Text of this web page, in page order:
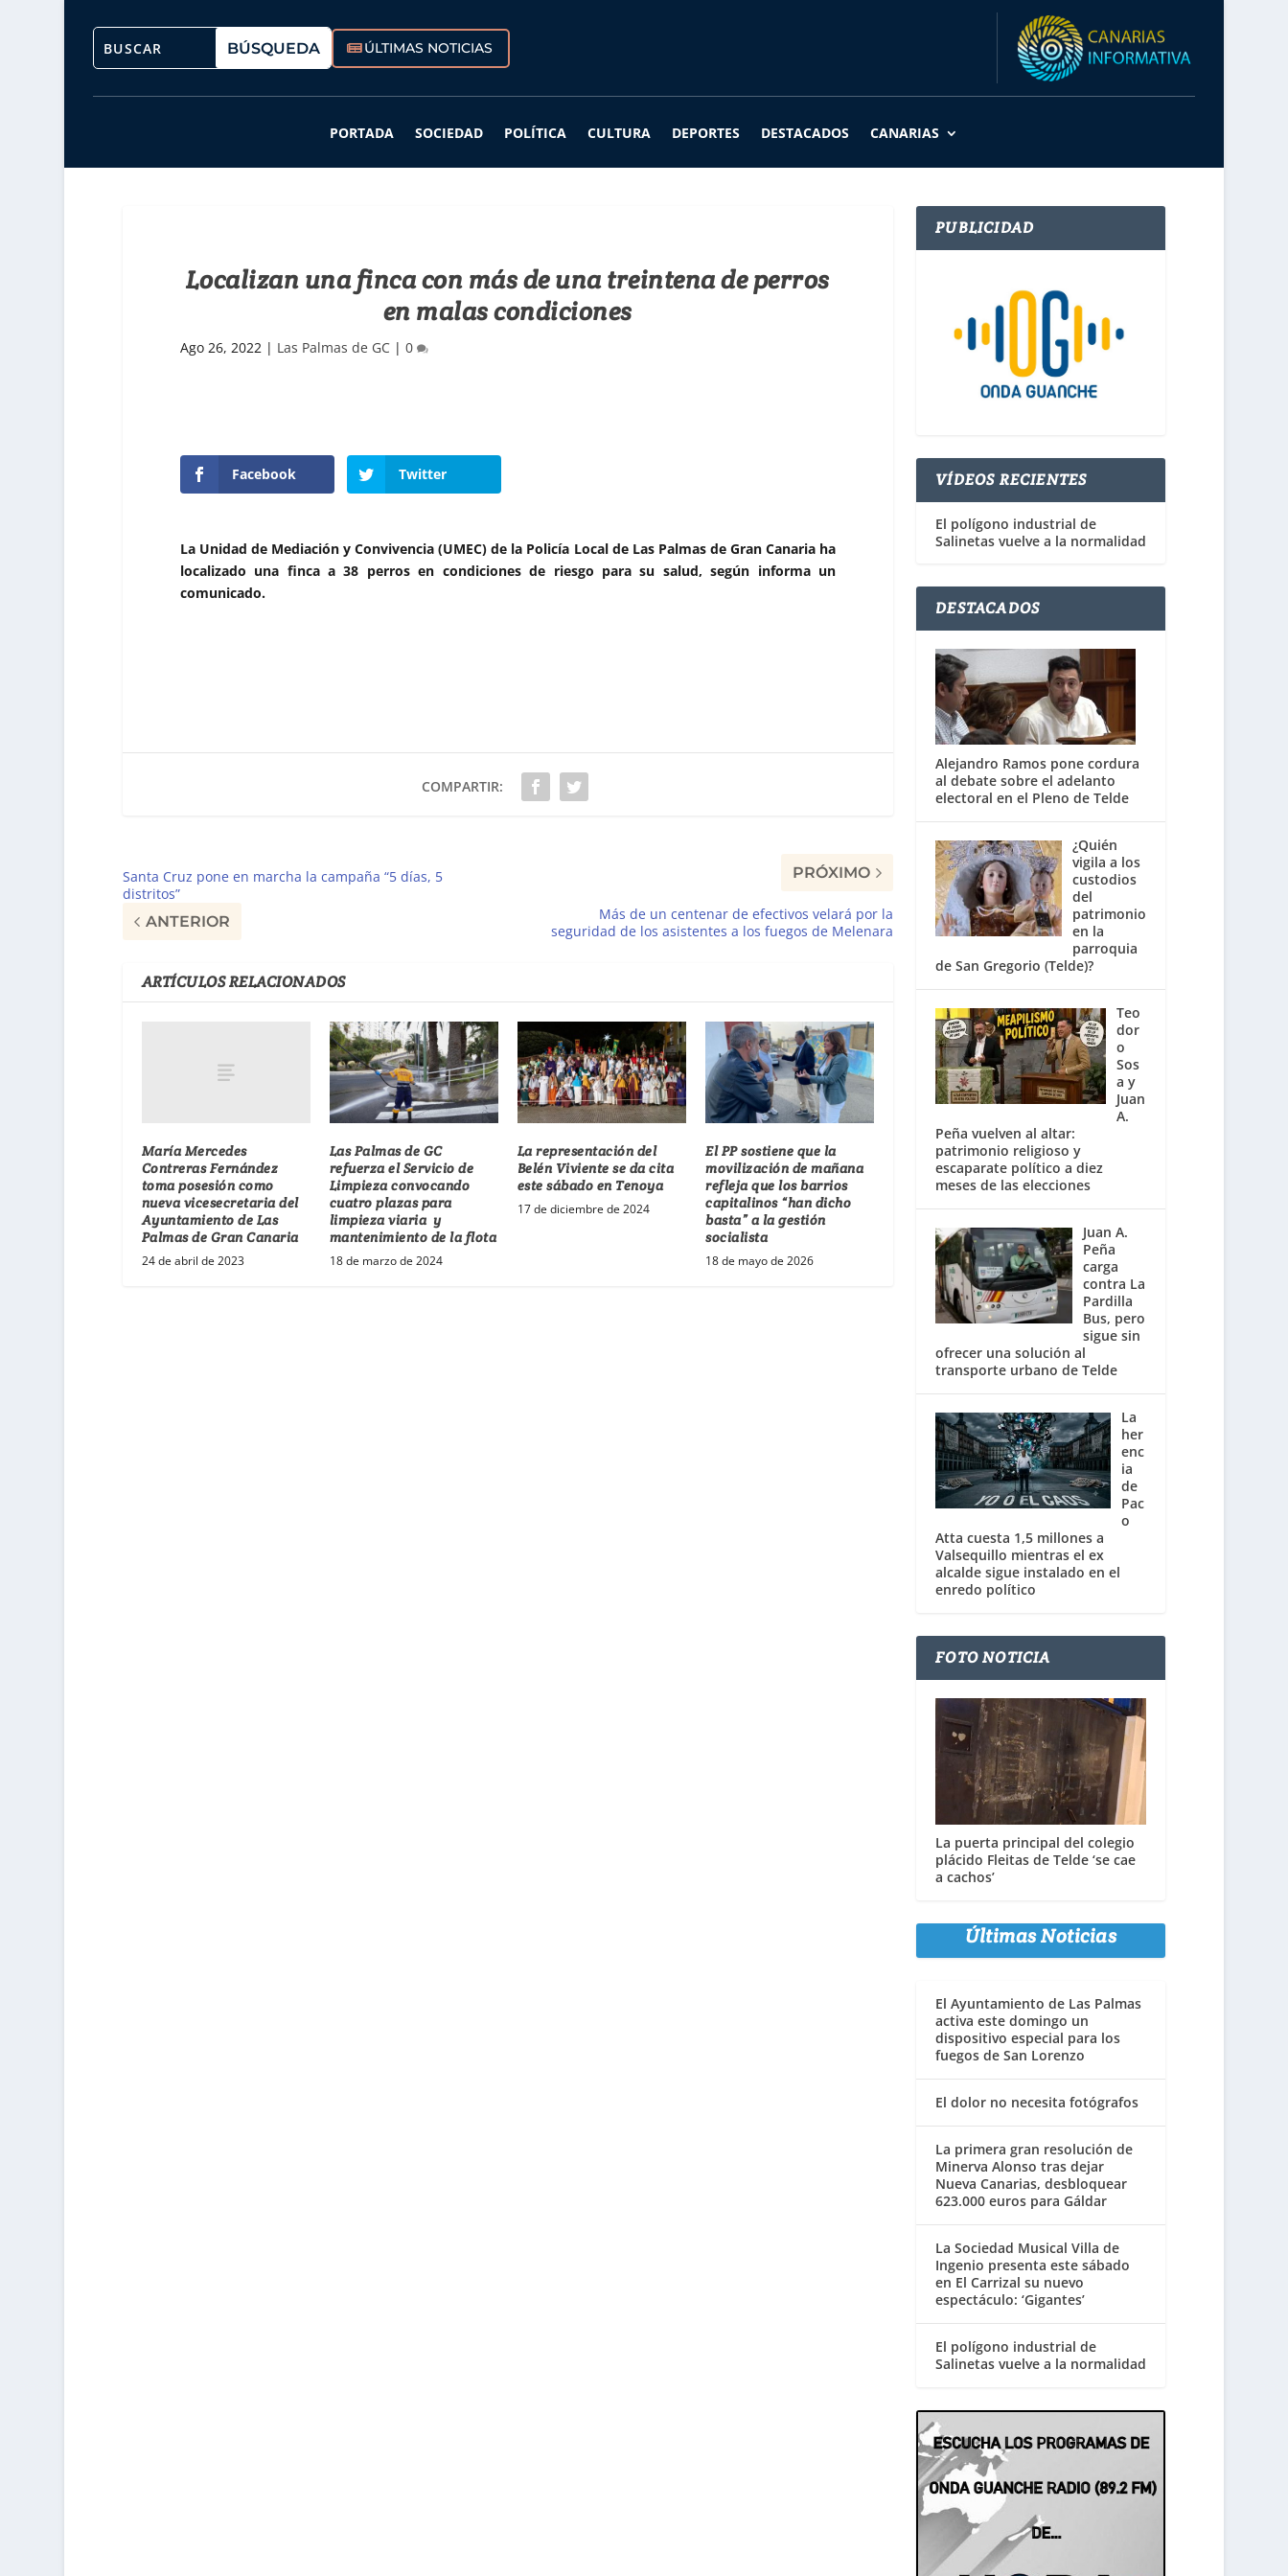
ÚLTIMAS NOTICIAS
PORTADA SOCIEDAD POLÍTICA CULTURA DEPORTES DESTACADOS CANARIAS
Localizan una finca con más de una treintena de perros
en malas condiciones
Ago 26, 2022| Las Palmas de GC| 0
Facebook Twitter
La Unidad de Mediación y Convivencia (UMEC) de la Policía Local de Las Palmas de Gran Canaria ha
localizado una finca a 38 perros en condiciones de riesgo para su salud, según informa un
comunicado.
COMPARTIR:
Santa Cruz pone en marcha la campaña “5 días, 5
distritos”
ANTERIOR
PRÓXIMO
Más de un centenar de efectivos velará por la
seguridad de los asistentes a los fuegos de Melenara
ARTÍCULOS RELACIONADOS
María Mercedes
Contreras Fernández
toma posesión como
nueva vicesecretaria del
Ayuntamiento de Las
Palmas de Gran Canaria
24 de abril de 2023
Las Palmas de GC
refuerza el Servicio de
Limpieza convocando
cuatro plazas para
limpieza viaria y
mantenimiento de la flota
18 de marzo de 2024
La representación del
Belén Viviente se da cita
este sábado en Tenoya
17 de diciembre de 2024
El PP sostiene que la
movilización de mañana
refleja que los barrios
capitalinos “han dicho
basta” a la gestión
socialista
18 de mayo de 2026
PUBLICIDAD
VÍDEOS RECIENTES
El polígono industrial de
Salinetas vuelve a la normalidad
DESTACADOS
Alejandro Ramos pone cordura
al debate sobre el adelanto
electoral en el Pleno de Telde
¿Quién
vigila a los
custodios
del
patrimonio
en la
parroquia
de San Gregorio (Telde)?
Teo
dor
o
Sos
a y
Juan
A.
Peña vuelven al altar:
patrimonio religioso y
escaparate político a diez
meses de las elecciones
Juan A.
Peña
carga
contra La
Pardilla
Bus, pero
sigue sin
ofrecer una solución al
transporte urbano de Telde
La
her
enc
ia
de
Pac
o
Atta cuesta 1,5 millones a
Valsequillo mientras el ex
alcalde sigue instalado en el
enredo político
FOTO NOTICIA
La puerta principal del colegio
plácido Fleitas de Telde ‘se cae
a cachos’
Últimas Noticias
El Ayuntamiento de Las Palmas
activa este domingo un
dispositivo especial para los
fuegos de San Lorenzo
El dolor no necesita fotógrafos
La primera gran resolución de
Minerva Alonso tras dejar
Nueva Canarias, desbloquear
623.000 euros para Gáldar
La Sociedad Musical Villa de
Ingenio presenta este sábado
en El Carrizal su nuevo
espectáculo: ‘Gigantes’
El polígono industrial de
Salinetas vuelve a la normalidad